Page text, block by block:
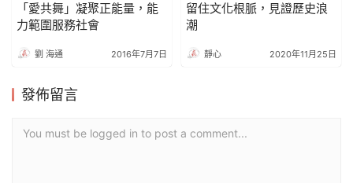
「愛共舞」凝聚正能量，能
力範圍服務社會
劉 海通 2016年7月7日
留住文化根脈，見證歷史浪
潮
靜心 2020年11月25日
發佈留言
You must be logged in to post a comment...